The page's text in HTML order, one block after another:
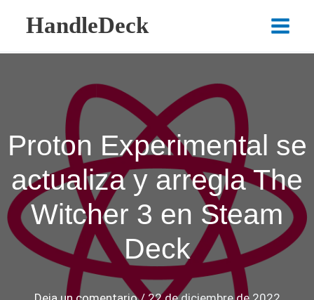
contenido
HandleDeck
Main
Proton Experimental se
actualiza y arregla The
Witcher 3 en Steam
Deck